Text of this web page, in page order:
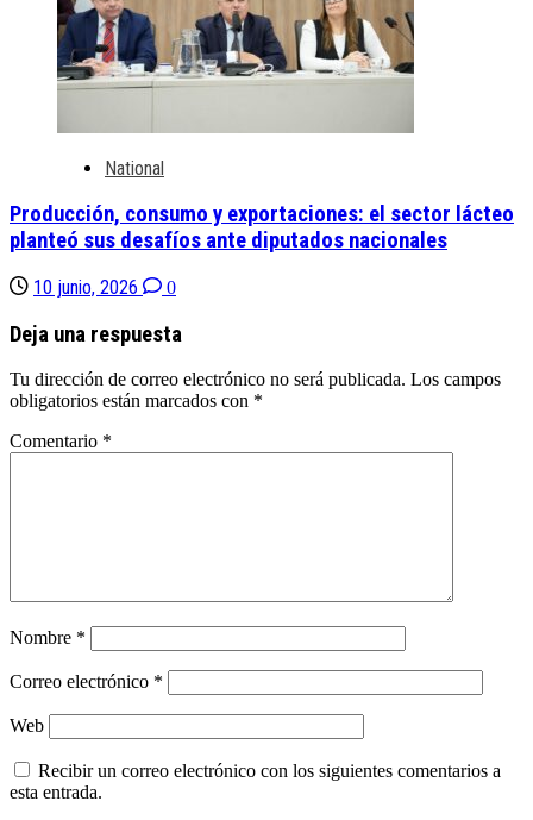
National
Producción, consumo y exportaciones: el sector lácteo
planteó sus desafíos ante diputados nacionales
10 junio, 2026 0
Deja una respuesta
Tu dirección de correo electrónico no será publicada. Los campos
obligatorios están marcados con *
Comentario *
Nombre *
Correo electrónico *
Web
Recibir un correo electrónico con los siguientes comentarios a
esta entrada.